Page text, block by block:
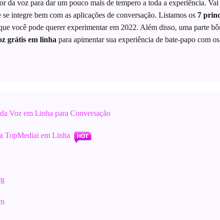
da voz para dar um pouco mais de tempero a toda a experiência.
integre bem com as aplicações de conversação. Listamos os 7
você pode querer experimentar em 2022. Além disso, uma parte
grátis em linha para apimentar sua experiência de bate-papo com
Voz em Linha para Conversação
TopMediai em Linha